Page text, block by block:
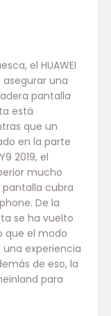
el HUAWEI
una
pantalla
está
que un
en la parte
2019, el
mucho
cubra
De la
se ha vuelto
que el modo
experiencia
de eso, la
para